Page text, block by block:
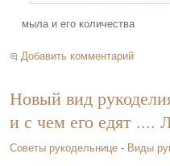
мыла и его количества
Добавить комментарий
Новый вид
и с чем его едят ....
Советы рукодельнице - Виды